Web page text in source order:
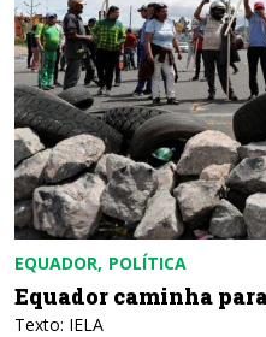
EQUADOR POLÍTICA
Equador caminha
Texto: IELA